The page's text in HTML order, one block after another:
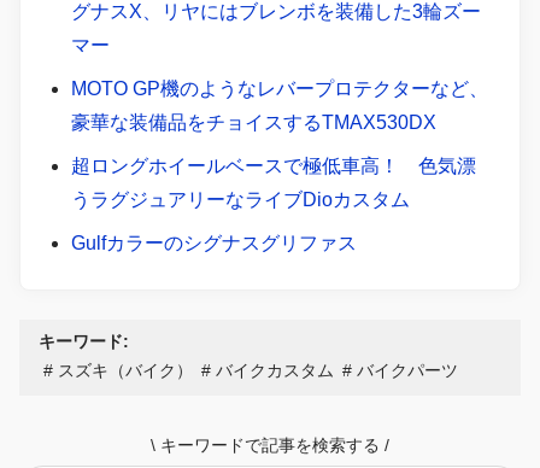
グナスX、リヤにはブレンボを装備した3輪ズー
マー
MOTO GP機のようなレバープロテクターなど、
豪華な装備品をチョイスするTMAX530DX
超ロングホイールベースで極低車高！ 色気漂
うラグジュアリーなライブDioカスタム
Gulfカラーのシグナスグリファス
キーワード:
スズキ（バイク）
バイクカスタム バイクパーツ
\ キーワードで記事を検索する /